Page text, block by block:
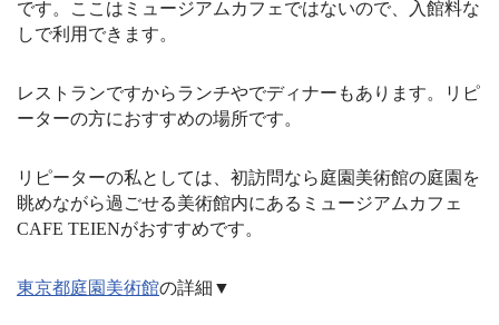
です。ここはミュージアムカフェではないので、入館料な
しで利用できます。
レストランですからランチやでディナーもあります。リピ
ーターの方におすすめの場所です。
リピーターの私としては、初訪問なら庭園美術館の庭園を
眺めながら過ごせる美術館内にあるミュージアムカフェ
CAFE TEIENがおすすめです。
東京都庭園美術館の詳細▼